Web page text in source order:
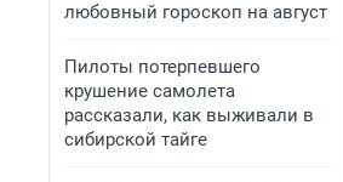
любовный гороскоп на август
Пилоты потерпевшего
крушение самолета
рассказали, как выживали в
сибирской тайге